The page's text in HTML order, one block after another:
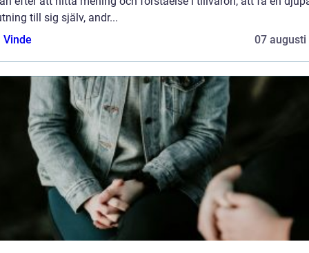
till sig själv, andr...
Vinde
07 augusti